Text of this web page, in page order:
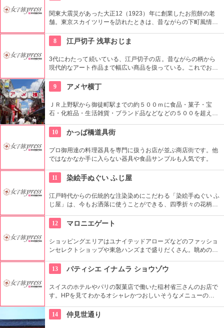
関東大震災があった大正12（1923）年に創業したお煎餅の老
舗。東京スカイツリーを訪れたときは、昔ながらの下町風情と
ではぬれ煎餅にアイスクリームをはさんだ「ぬれソフト」も人
気。
8 江戸切子 浅草おじま
3代にわたって続いている、江戸切子の店。昔ながらの柄から
現代的なアート作品まで幅広い商品を扱っている。これでお酒
引き出物などにも最適。特注品も承っている。
9 アメヤ横丁
ＪＲ上野駅から御徒町駅までの約５００ｍに食品・菓子・宝
石・化粧品・生活雑貨・ブランド品などなどの５００を超える
叩き売りがある。
10 かっぱ橋道具街
プロ御用達の料理器具を専門に扱うお店が並ぶ商店街です。他
ではなかなか手に入らない器具や食品サンプルも人気です。
11 染絵手ぬぐい ふじ屋
江戸時代からの伝統的な注染染めにこだわる「染絵手ぬぐい ふ
じ屋」は、今もお洒落に使うことができる、四季折々の花柄や
地の小物も各種扱っています。
12 マロニエゲート
ショッピングエリアはユナイテッドアローズなどのファッショ
ンセレクトショップや東急ハンズまで盛りだくさん。眺めの良
トンプソンなど、世界のグルメがカジュアルなスタイルで楽し
めます。
13 パティシエ イナムラ ショウゾウ
スイスのホテルやパリの製菓店で働いた稲村省三さんのお店で
す。HPを見てわかるオシャレかつおしいそうなメニューの
を絶えません。
14 仲見世通り